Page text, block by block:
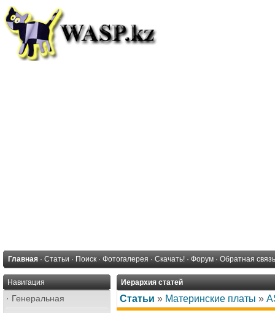
Главная · Статьи · Поиск · Фотогалерея · Скачать! · Форум · Обратная связь
Навигация
· Генеральная
Иерархия статей
Статьи » Материнские платы »